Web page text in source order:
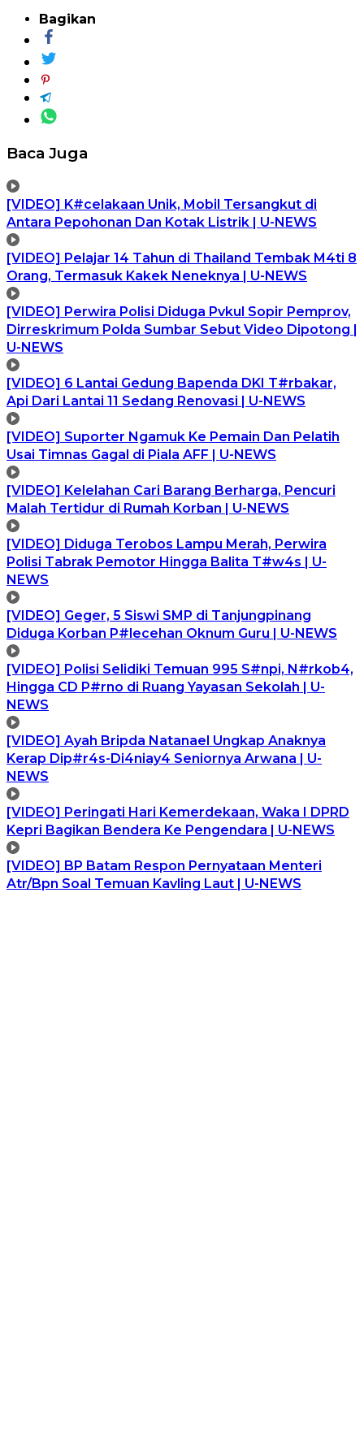
Bagikan
Baca Juga
[VIDEO] K#celakaan Unik, Mobil Tersangkut di
Antara Pepohonan Dan Kotak Listrik | U-NEWS
[VIDEO] Pelajar 14 Tahun di Thailand Tembak M4ti 8
Orang, Termasuk Kakek Neneknya | U-NEWS
[VIDEO] Perwira Polisi Diduga Pvkul Sopir Pemprov,
Dirreskrimum Polda Sumbar Sebut Video Dipotong |
U-NEWS
[VIDEO] 6 Lantai Gedung Bapenda DKI T#rbakar,
Api Dari Lantai 11 Sedang Renovasi | U-NEWS
[VIDEO] Suporter Ngamuk Ke Pemain Dan Pelatih
Usai Timnas Gagal di Piala AFF | U-NEWS
[VIDEO] Kelelahan Cari Barang Berharga, Pencuri
Malah Tertidur di Rumah Korban | U-NEWS
[VIDEO] Diduga Terobos Lampu Merah, Perwira
Polisi Tabrak Pemotor Hingga Balita T#w4s | U-
NEWS
[VIDEO] Geger, 5 Siswi SMP di Tanjungpinang
Diduga Korban P#lecehan Oknum Guru | U-NEWS
[VIDEO] Polisi Selidiki Temuan 995 S#npi, N#rkob4,
Hingga CD P#rno di Ruang Yayasan Sekolah | U-
NEWS
[VIDEO] Ayah Bripda Natanael Ungkap Anaknya
Kerap Dip#r4s-Di4niay4 Seniornya Arwana | U-
NEWS
[VIDEO] Peringati Hari Kemerdekaan, Waka I DPRD
Kepri Bagikan Bendera Ke Pengendara | U-NEWS
[VIDEO] BP Batam Respon Pernyataan Menteri
Atr/Bpn Soal Temuan Kavling Laut | U-NEWS